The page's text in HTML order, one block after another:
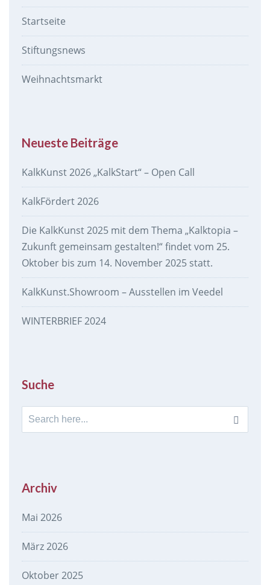
Startseite
Stiftungsnews
Weihnachtsmarkt
Neueste Beiträge
KalkKunst 2026 „KalkStart“ – Open Call
KalkFördert 2026
Die KalkKunst 2025 mit dem Thema „Kalktopia –
Zukunft gemeinsam gestalten!“ findet vom 25.
Oktober bis zum 14. November 2025 statt.
KalkKunst.Showroom – Ausstellen im Veedel
WINTERBRIEF 2024
Suche
Search
for:
Archiv
Mai 2026
März 2026
Oktober 2025